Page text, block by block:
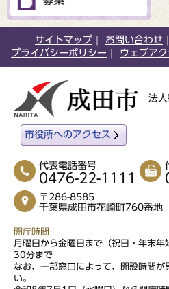
サイトマップ お問い合わせ
プライバシーポリシー
ウェブア
法
市役所へのアクセス
代表電話番号
0476-22-1111
〒286-8585
千葉県成田市花崎町760番地
開庁時間
月曜日から金曜日まで（祝日・年末
30分まで
なお、一部窓口によって、開設時間が
い。